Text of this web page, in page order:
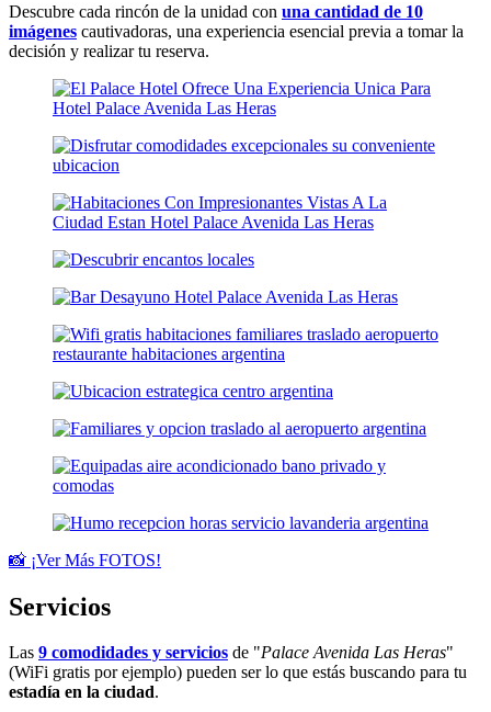
Descubre cada rincón de la unidad con una cantidad de 10
imágenes cautivadoras, una experiencia esencial previa a tomar la
decisión y realizar tu reserva.
📸 ¡Ver Más FOTOS!
Servicios
Las 9 comodidades y servicios de "Palace Avenida Las Heras"
(WiFi gratis por ejemplo) pueden ser lo que estás buscando para tu
estadía en la ciudad.